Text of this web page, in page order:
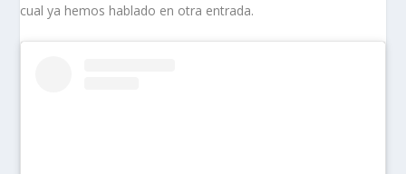
cual ya hemos hablado en otra entrada.